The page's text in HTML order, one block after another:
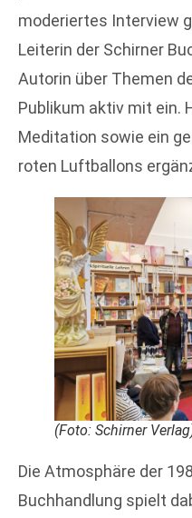
moderiertes Interview
Leiterin der Schirner
Autorin über Themen
Publikum aktiv mit ein.
Meditation sowie ein
roten Luftballons
(Foto: Schirner
Die Atmosphäre der
Buchhandlung spielt